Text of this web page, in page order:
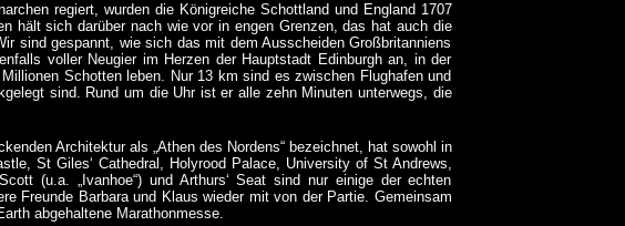
regiert, wurden die Königreiche Schottland und England 1707
hält sich darüber nach wie vor in engen Grenzen, das hat auch die
sind gespannt, wie sich das mit dem Ausscheiden Großbritanniens
voller Neugier im Herzen der Hauptstadt Edinburgh an, in der
Schotten leben. Nur 13 km sind es zwischen Flughafen und
sind. Rund um die Uhr ist er alle zehn Minuten unterwegs, die
Architektur als „Athen des Nordens“ bezeichnet, hat sowohl in
St Giles‘ Cathedral, Holyrood Palace, University of St Andrews,
(u.a. „Ivanhoe“) und Arthurs‘ Seat sind nur einige der echten
Freunde Barbara und Klaus wieder mit von der Partie. Gemeinsam
abgehaltene Marathonmesse.